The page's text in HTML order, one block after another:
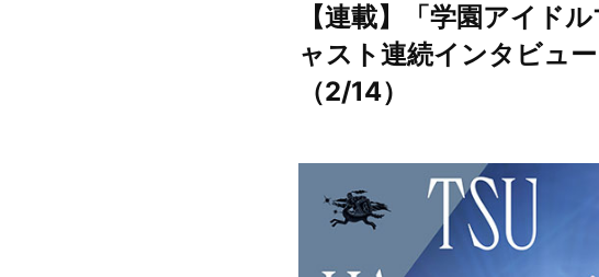
【連載】「学園アイド
ャスト連続インタビュ
（2/14）